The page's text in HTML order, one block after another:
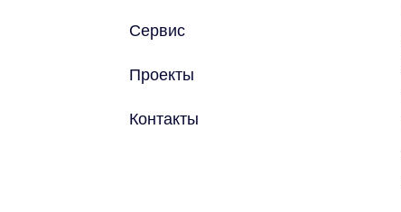
Сервис
Проекты
Контакты